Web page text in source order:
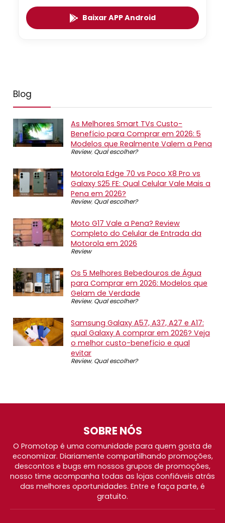
Baixar APP Android
Blog
As Melhores Smart TVs Custo-
Benefício para Comprar em 2026: 5
Modelos que Realmente Valem a Pena
Review, Qual escolher?
Motorola Edge 70 vs Poco X8 Pro vs
Galaxy S25 FE: Qual Celular Vale Mais a
Pena em 2026?
Review, Qual escolher?
Moto G17 Vale a Pena? Review
Completo do Celular de Entrada da
Motorola em 2026
Review
Os 5 Melhores Bebedouros de Água
para Comprar em 2026: Modelos que
Gelam de Verdade
Review, Qual escolher?
Samsung Galaxy A57, A37, A27 e A17:
qual Galaxy A comprar em 2026? Veja
o melhor custo-benefício e qual
evitar
Review, Qual escolher?
SOBRE NÓS
O Promotop é uma comunidade para quem gosta de
economizar. Diariamente compartilhando promoções,
descontos e bugs em nossos grupos de promoções,
nosso time acompanha todas as lojas confiáveis atrás
das melhores oportunidades. Entre e faça parte, é
gratuito.